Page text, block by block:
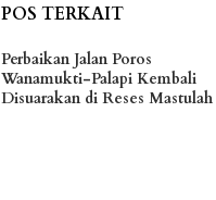
POS TERKAIT
Perbaikan Jalan Poros
Wanamukti-Palapi Kembali
Disuarakan di Reses Mastulah